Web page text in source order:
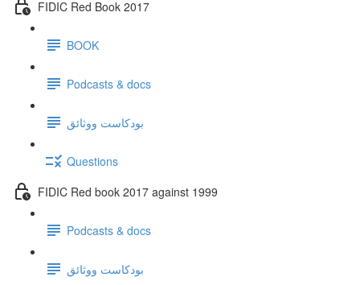
FIDIC Red Book 2017
BOOK
Podcasts & docs
بودكاست ووثائق
Questions
FIDIC Red book 2017 against 1999
Podcasts & docs
بودكاست ووثائق